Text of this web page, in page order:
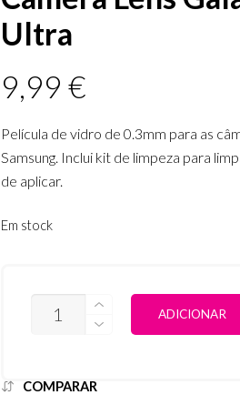
Ultra
9,99€
Película de vidro de 0.3mm para as
Samsung. Inclui kit de limpeza para
de aplicar.
Em stock
QUANTIDADE
GLASS
ADICIONAR
COMPARAR